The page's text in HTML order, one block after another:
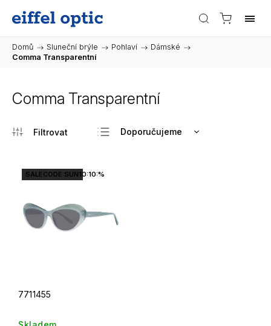
Domů / Sluneční brýle / Pohlaví / Dámské /
Comma Transparentní
Comma Transparentní
Doporučujeme
SALECODE:SUN10:10:%
7711455